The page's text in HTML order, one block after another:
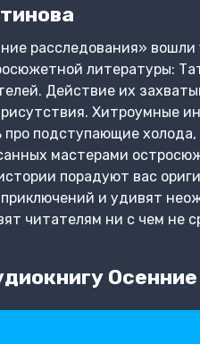
расследования»
литературы:
Действие их
Хитроумные
про подступающие
мастерами
порадуют вас
и удивят
читателям ни с чем не